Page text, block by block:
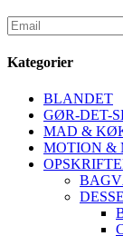
Kategorier
BLANDET
GØR-DET-
MAD &
MOTION &